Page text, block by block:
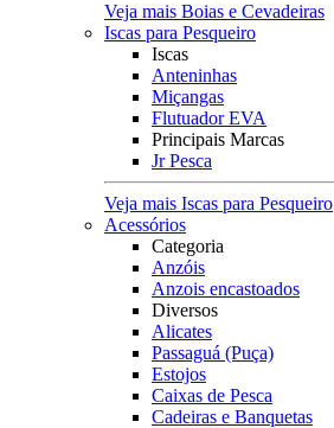
Veja mais Boias e Cevadeiras
Iscas para Pesqueiro
Iscas
Anteninhas
Miçangas
Flutuador EVA
Principais Marcas
Jr Pesca
Veja mais Iscas para Pesqueiro
Acessórios
Categoria
Anzóis
Anzois encastoados
Diversos
Alicates
Passaguá (Puça)
Estojos
Caixas de Pesca
Cadeiras e Banquetas